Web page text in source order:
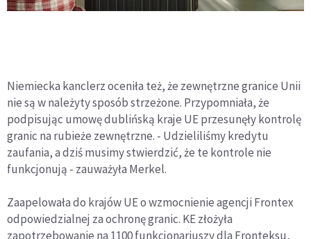
Niemiecka kanclerz oceniła też, że zewnętrzne granice Unii
nie są w należyty sposób strzeżone. Przypomniała, że
podpisując umowę dublińską kraje UE przesunęły kontrolę
granic na rubieże zewnętrzne. - Udzieliliśmy kredytu
zaufania, a dziś musimy stwierdzić, że te kontrole nie
funkcjonują - zauważyła Merkel.
Zaapelowała do krajów UE o wzmocnienie agencji Frontex
odpowiedzialnej za ochronę granic. KE złożyła
zapotrzebowanie na 1100 funkcjonariuszy dla Fronteksu,